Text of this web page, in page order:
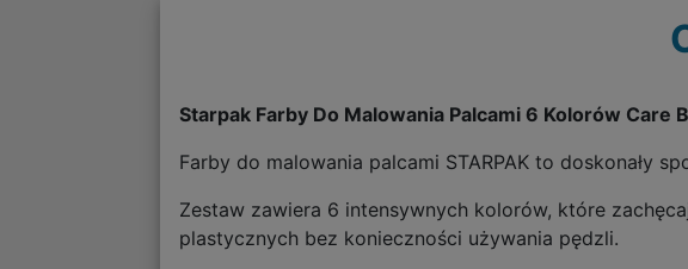
Starpak Farby Do Malowania Palcami 6 Kolorów Care
Farby do malowania palcami STARPAK to doskonały
Zestaw zawiera 6 intensywnych kolorów, które
plastycznych bez konieczności używania pędzli.